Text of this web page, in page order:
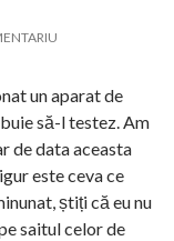
un aparat de
să-l testez. Am
de data aceasta
este ceva ce
știți că eu nu
saitul celor de